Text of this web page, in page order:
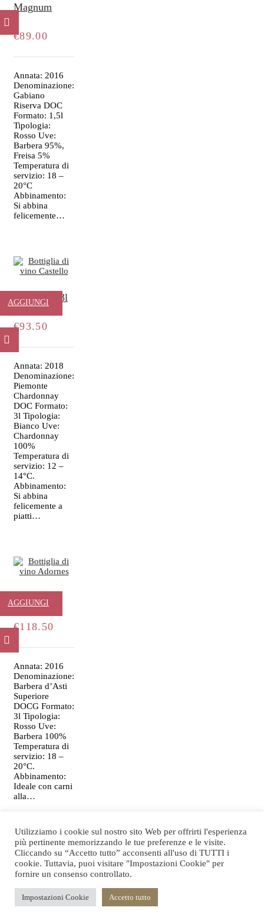
Magnum
€89.00
AL
Annata: 2016
Denominazione:
Gabiano
Riserva DOC
Formato: 1,5l
Tipologia:
Rosso Uve:
Barbera 95%,
Freisa 5%
Temperatura di
servizio: 18 –
20°C
Abbinamento:
Si abbina
felicemente…
Castello – 3l
€93.50
AGGIUNGI
AL
CARRELLO
Annata: 2018
Denominazione:
Piemonte
Chardonnay
DOC Formato:
3l Tipologia:
Bianco Uve:
Chardonnay
100%
Temperatura di
servizio: 12 –
14°C.
Abbinamento:
Si abbina
felicemente a
piatti…
Adornes 3l
€118.50
AGGIUNGI
AL
CARRELLO
Annata: 2016
Denominazione:
Barbera d’Asti
Superiore
DOCG Formato:
3l Tipologia:
Rosso Uve:
Barbera 100%
Temperatura di
servizio: 18 –
20°C.
Abbinamento:
Ideale con carni
alla…
A Matilde
Giustiniani –
AGGIUNGI
Utilizziamo i cookie sul nostro sito Web per offrirti l'esperienza
più pertinente memorizzando le tue preferenze e le visite.
Cliccando su “Accetto tutto” acconsenti all'uso di TUTTI i
cookie. Tuttavia, puoi visitare "Impostazioni Cookie" per
fornire un consenso controllato.
Impostazioni Cookie Accetto tutto